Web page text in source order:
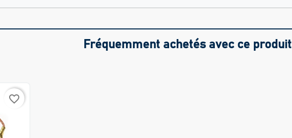
Fréquemment achetés avec ce produit
favorite_border